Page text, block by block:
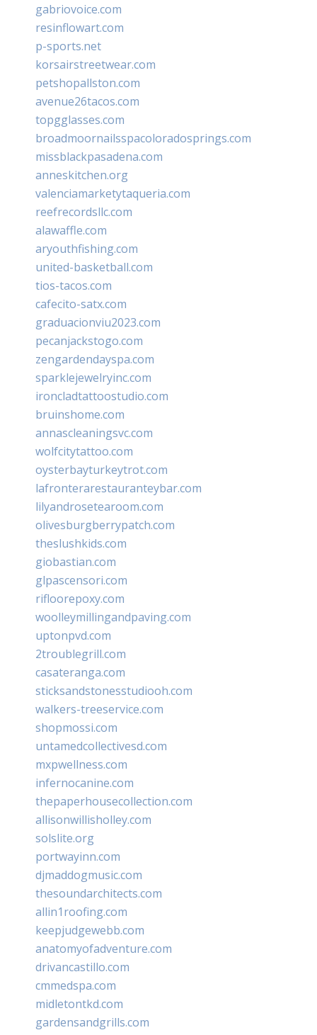
gabriovoice.com
resinflowart.com
p-sports.net
korsairstreetwear.com
petshopallston.com
avenue26tacos.com
topgglasses.com
broadmoornailsspacoloradosprings.com
missblackpasadena.com
anneskitchen.org
valenciamarketytaqueria.com
reefrecordsllc.com
alawaffle.com
aryouthfishing.com
united-basketball.com
tios-tacos.com
cafecito-satx.com
graduacionviu2023.com
pecanjackstogo.com
zengardendayspa.com
sparklejewelryinc.com
ironcladtattoostudio.com
bruinshome.com
annascleaningsvc.com
wolfcitytattoo.com
oysterbayturkeytrot.com
lafronterarestauranteybar.com
lilyandrosetearoom.com
olivesburgberrypatch.com
theslushkids.com
giobastian.com
glpascensori.com
rifloorepoxy.com
woolleymillingandpaving.com
uptonpvd.com
2troublegrill.com
casateranga.com
sticksandstonesstudiooh.com
walkers-treeservice.com
shopmossi.com
untamedcollectivesd.com
mxpwellness.com
infernocanine.com
thepaperhousecollection.com
allisonwillisholley.com
solslite.org
portwayinn.com
djmaddogmusic.com
thesoundarchitects.com
allin1roofing.com
keepjudgewebb.com
anatomyofadventure.com
drivancastillo.com
cmmedspa.com
midletontkd.com
gardensandgrills.com